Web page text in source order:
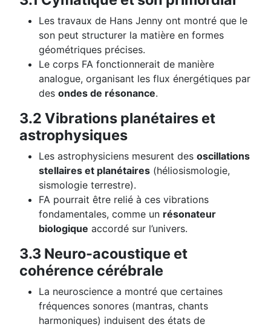
Les travaux de Hans Jenny ont montré que le
son peut structurer la matière en formes
géométriques précises.
Le corps FA fonctionnerait de manière
analogue, organisant les flux énergétiques par
des ondes de résonance.
3.2 Vibrations planétaires et
astrophysiques
Les astrophysiciens mesurent des oscillations
stellaires et planétaires (héliosismologie,
sismologie terrestre).
FA pourrait être relié à ces vibrations
fondamentales, comme un résonateur
biologique accordé sur l’univers.
3.3 Neuro-acoustique et
cohérence cérébrale
La neuroscience a montré que certaines
fréquences sonores (mantras, chants
harmoniques) induisent des états de